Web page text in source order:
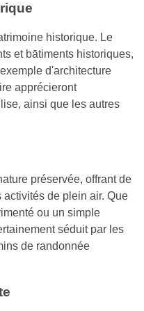
historique. Le
et bātiments historiques,
d'architecture
apprécieront
ainsi que les autres
préservée, offrant de
de plein air. Que
ou un simple
séduit par les
de randonnée